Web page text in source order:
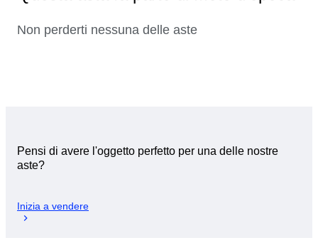
Non perderti nessuna delle aste
Pensi di avere l'oggetto perfetto per una delle nostre
aste?
Inizia a vendere